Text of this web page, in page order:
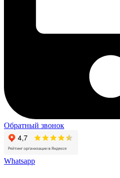
Обратный звонок
Whatsapp